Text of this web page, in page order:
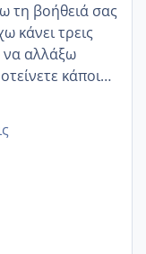
τη βοήθειά σας
κάνει τρεις
να αλλάξω
κάποιον
και είχατε
με τον
καθόλου